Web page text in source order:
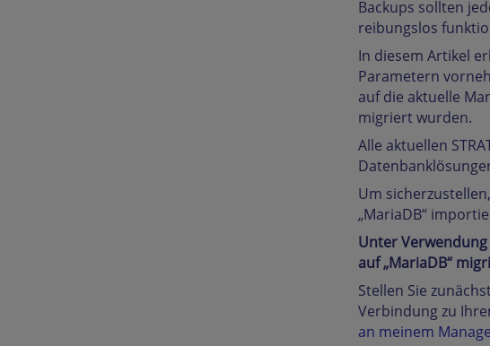
Backups sollten
reibungslos
In diesem Artikel
Parametern
auf die aktuelle
migriert wurden.
Alle aktuellen
Um
„MariaDB“
Unter
auf „MariaDB“
Stellen Sie
Verbindung zu
an meinem